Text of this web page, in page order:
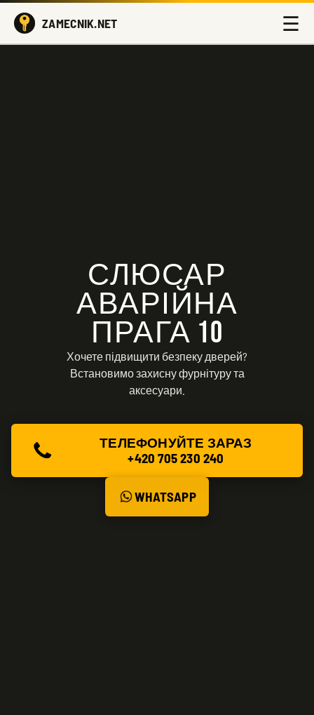
ZAMECNIK.NET ☰
СЛЮСАР
АВАРІЙНА
ПРАГА 10
Хочете підвищити безпеку дверей?
Встановимо захисну фурнітуру та
аксесуари.
ТЕЛЕФОНУЙТЕ ЗАРАЗ
+420 705 230 240
WHATSAPP